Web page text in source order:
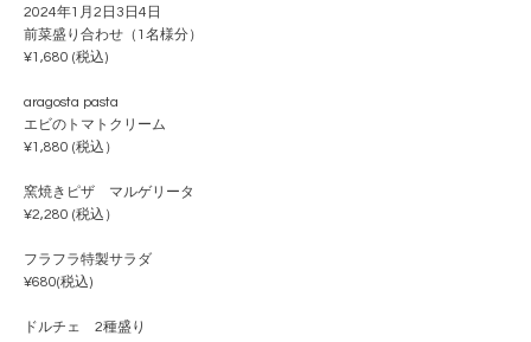
2024年1月2日3日4日
前菜盛り合わせ（1名様分）
¥1,680 (税込)
aragosta pasta
エビのトマトクリーム
¥1,880 (税込）
窯焼きピザ マルゲリータ
¥2,280 (税込）
フラフラ特製サラダ
¥680(税込)
ドルチェ 2種盛り